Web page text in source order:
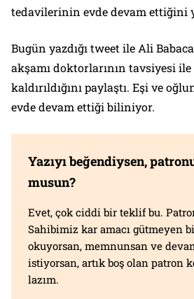
tedavilerinin evde devam ettiğini
Bugün yazdığı tweet ile Ali
akşamı doktorlarının tavsiyesi
kaldırıldığını paylaştı. Eşi ve
evde devam ettiği biliniyor.
Yazıyı beğendiysen,
musun?
Evet, çok ciddi bir teklif bu.
Sahibimiz kar amacı gütmeyen
okuyorsan, memnunsan ve
istiyorsan, artık boş olan patron
lazım.